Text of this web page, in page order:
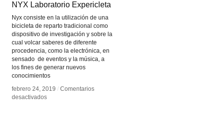
NYX Laboratorio Expericleta
Nyx consiste en la utilización de una
bicicleta de reparto tradicional como
dispositivo de investigación y sobre la
cual volcar saberes de diferente
procedencia, como la electrónica, en
sensado de eventos y la música, a
los fines de generar nuevos
conocimientos
febrero 24, 2019 / Comentarios
desactivadosen
NYX Laboratorio Expericleta
febrero 24, 2019 / Comentarios
desactivadosen